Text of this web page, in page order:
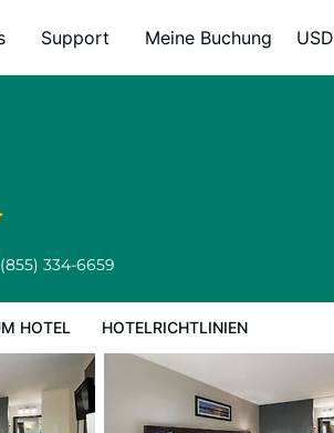
Support Meine Buchung USD
(855) 334-6659
HOTEL HOTELRICHTLINIEN